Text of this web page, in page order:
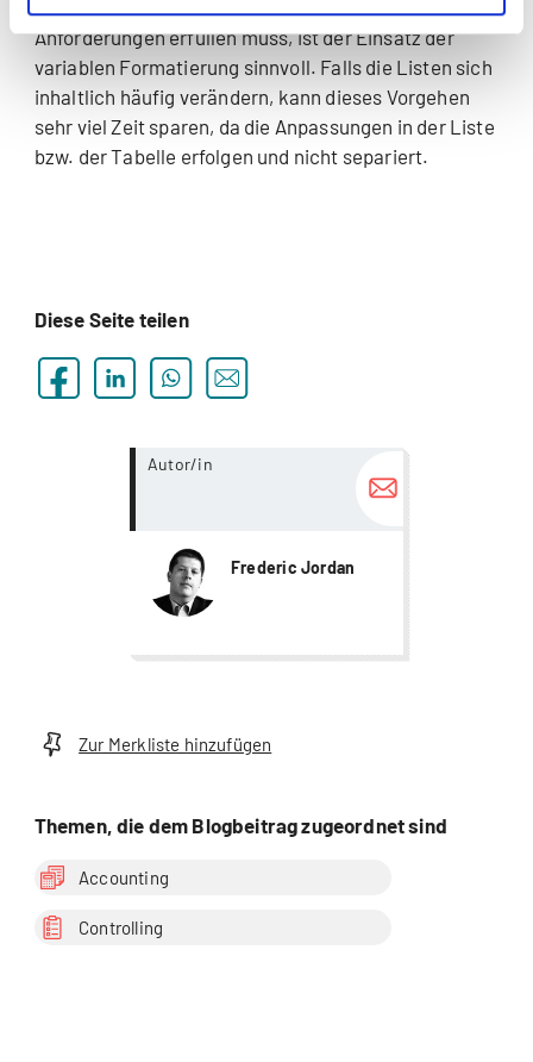
Anforderungen erfüllen muss, ist der Einsatz der
variablen Formatierung sinnvoll. Falls die Listen sich
inhaltlich häufig verändern, kann dieses Vorgehen
sehr viel Zeit sparen, da die Anpassungen in der Liste
bzw. der Tabelle erfolgen und nicht separiert.
Diese Seite teilen
Autor/in
Frederic Jordan
more...
Zur Merkliste hinzufügen
Themen, die dem Blogbeitrag zugeordnet sind
Accounting
Controlling